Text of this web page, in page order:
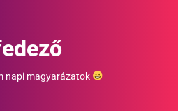
napi magyarázatok